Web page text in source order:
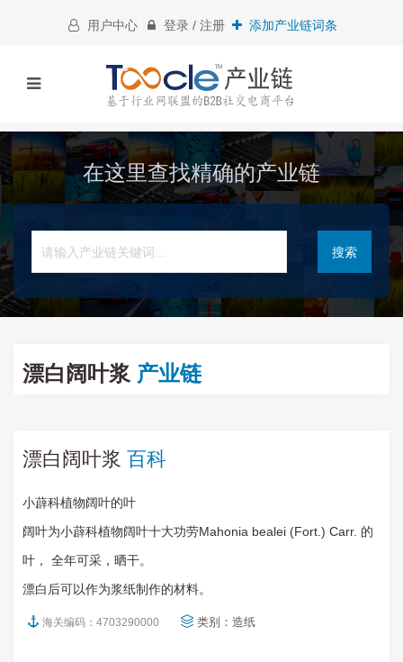
用户中心 登录 / 注册 添加产业链词条
在这里查找精确的产业链
搜索
漂白阔叶浆 产业链
漂白阔叶浆 百科
小薜科植物阔叶的叶
阔叶为小薜科植物阔叶十大功劳Mahonia bealei (Fort.) Carr. 的
叶， 全年可采，晒干。
漂白后可以作为浆纸制作的材料。
海关编码：4703290000 类别： 造纸